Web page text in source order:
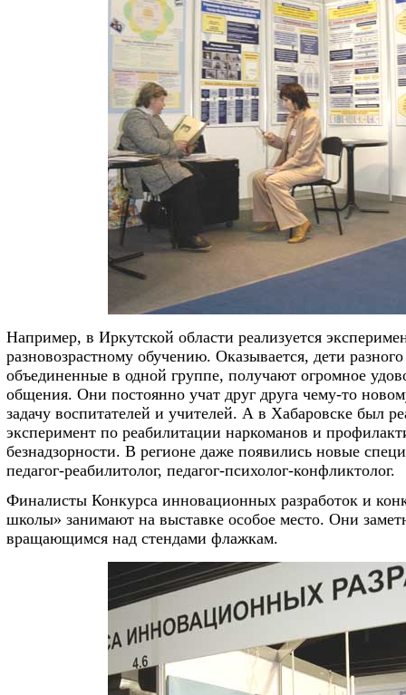
Например, в Иркутской области реализуется
разновозрастному обучению. Оказывается, дети разного
объединенные в одной группе, получают огромное
общения. Они постоянно учат друг друга чему-то
задачу воспитателей и учителей. А в Хабаровске был
эксперимент по реабилитации наркоманов и
безнадзорности. В регионе даже появились новые
педагог-реабилитолог, педагог-психолог-конфликтолог.
Финалисты Конкурса инновационных разработок и
школы» занимают на выставке особое место. Они
вращающимся над стендами флажкам.